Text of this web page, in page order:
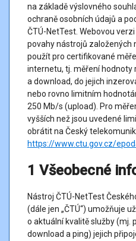
pevného internetu), pokud je
Tato zjištění můžete uplatnit v
využít prostředky nápravy, které
vnitrostátního práva.
V případě vzniku jakékolivvelké
opakující odchylkyskutečného
rychlost stahování (download)
který Váš poskytovatel služby
smluvních podmínkách, můžete
reklamovat.
Důležitým parametrem pro
služby přístupu k internetu v
zda dochází k případný
Dalším důležitým parametrem je
rychlost. Pokud skutečně
na základě výslovného
ochraně osobních údajů a
ČTÚ-NetTest. Webovou
povahy nástrojů založených
použít pro certifikované
internetu, tj. měření hodnoty
a download, do jejich
nebo rovno limitním
250 Mb/s (upload). Pro
vyšších než jsou uvedené
obrátit na Český
https://www.ctu.gov.cz/
1 Všeobecné
Nástroj ČTÚ-NetTest
(dále jen „ČTÚ“) umožňuje
o aktuální kvalitě služby (mj.
download a ping) jejich